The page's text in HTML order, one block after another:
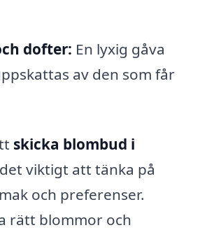
dofter: En lyxig gåva
av den som får
skicka blombud i
viktigt att tänka på
och preferenser.
rätt blommor och